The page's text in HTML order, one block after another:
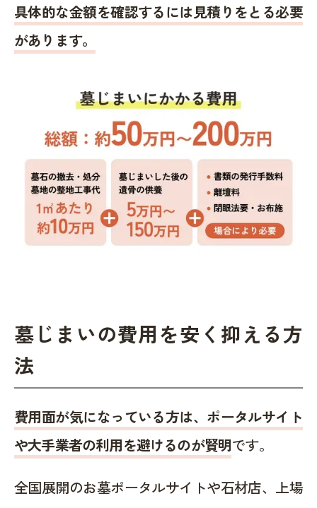
具体的な金額を確認するには見積りをとる必要
があります。
墓じまいの費用を安く抑える方
法
費用面が気になっている方は、ポータルサイト
や大手業者の利用を避けるのが賢明です。
全国展開のお墓ポータルサイトや石材店、上場